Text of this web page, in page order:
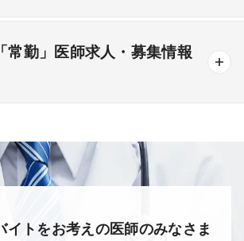
器科 眼科 耳鼻咽喉科
救急科 病理科 その他
週4日の勤務可能
務可能 セカンドキャリア歓迎
常勤」医師求人・募集情報
イトをお考えの医師のみなさま